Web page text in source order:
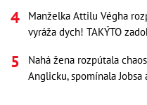
Manželka Attilu Végha
vyráža dych! TAKÝTO
Nahá žena rozpútala
Anglicku, spomínala